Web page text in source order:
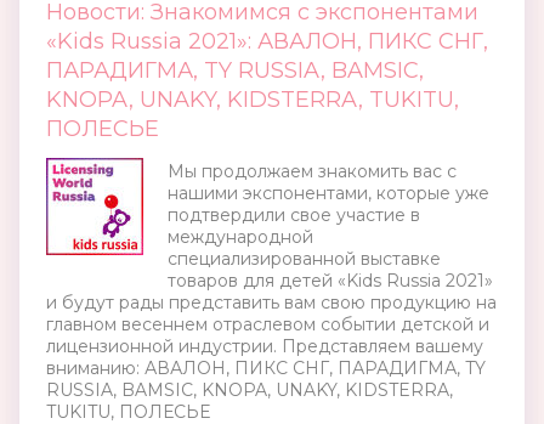
Новости: Знакомимся с экспонентами
«Kids Russia 2021»: АВАЛОН, ПИКС СНГ,
ПАРАДИГМА, TY RUSSIA, BAMSIC,
KNOPA, UNAKY, KIDSTERRA, TUKITU,
ПОЛЕСЬЕ
Мы продолжаем знакомить вас с
нашими экспонентами, которые уже
подтвердили свое участие в
международной
специализированной выставке
товаров для детей «Kids Russia 2021»
и будут рады представить вам свою продукцию на
главном весеннем отраслевом событии детской и
лицензионной индустрии. Представляем вашему
вниманию: АВАЛОН, ПИКС СНГ, ПАРАДИГМА, TY
RUSSIA, BAMSIC, KNOPA, UNAKY, KIDSTERRA,
TUKITU, ПОЛЕСЬЕ